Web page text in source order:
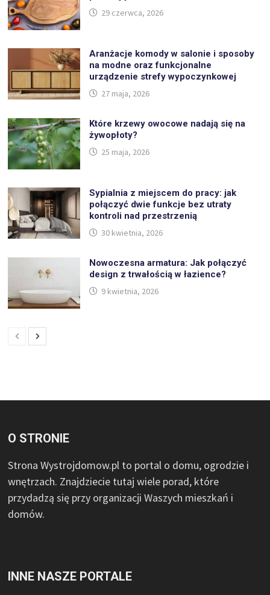
29 czerwca, 2026
Aranżacje komody w salonie i sposoby
na modne oraz funkcjonalne
urządzenie strefy wypoczynkowej
27 maja, 2026
Które krzewy owocowe nadają się na
żywopłoty?
25 maja, 2026
Sypialnia z miejscem do pracy: jak
połączyć dwie funkcje bez utraty
kontroli nad przestrzenią
30 kwietnia, 2026
Nowoczesna armatura: Jak połączyć
design z trwałością w łazience?
9 kwietnia, 2026
O STRONIE
Strona Wystrojdomow.pl to portal o domu, ogrodzie i
wnętrzach. Znajdziecie tutaj wiele porad, które
przydadzą się przy organizacji Waszych mieszkań i
domów.
INNE NASZE PORTALE